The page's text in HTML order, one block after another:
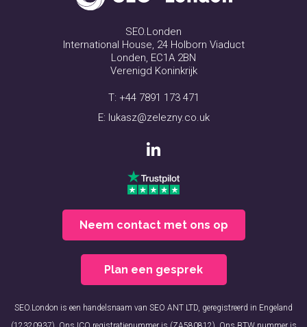
SEO.Londen
International House, 24 Holborn Viaduct
Londen, EC1A 2BN
Verenigd Koninkrijk
T: +44 7891 173 471
E: lukasz@zelezny.co.uk
Neem contact met ons op
Plan een gesprek
SEO.London is een handelsnaam van SEO ANT LTD, geregistreerd in Engeland